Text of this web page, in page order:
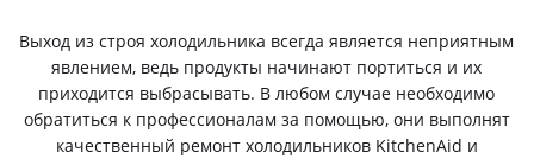
Выход из строя холодильника всегда является неприятным
явлением, ведь продукты начинают портиться и их
приходится выбрасывать. В любом случае необходимо
обратиться к профессионалам за помощью, они выполнят
качественный ремонт холодильников KitchenAid и